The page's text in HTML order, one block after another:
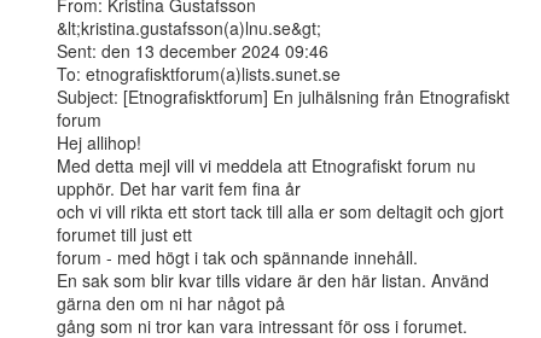
From: Kristina Gustafsson
&lt;kristina.gustafsson(a)lnu.se&gt;
Sent: den 13 december 2024 09:46
To: etnografisktforum(a)lists.sunet.se
Subject: [Etnografisktforum] En julhälsning från Etnografiskt
forum
Hej allihop!
Med detta mejl vill vi meddela att Etnografiskt forum nu
upphör. Det har varit fem fina år
och vi vill rikta ett stort tack till alla er som deltagit och gjort
forumet till just ett
forum - med högt i tak och spännande innehåll.
En sak som blir kvar tills vidare är den här listan. Använd
gärna den om ni har något på
gång som ni tror kan vara intressant för oss i forumet.